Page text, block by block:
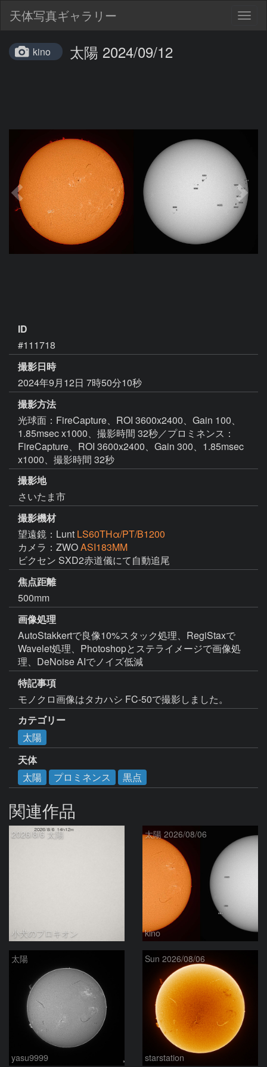
天体写真ギャラリー
kino 太陽 2024/09/12
ID
#111718
撮影日時
2024年9月12日 7時50分10秒
撮影方法
光球面：FireCapture、ROI 3600x2400、Gain 100、
1.85msec x1000、撮影時間 32秒／プロミネンス：
FireCapture、ROI 3600x2400、Gain 300、1.85msec
x1000、撮影時間 32秒
撮影地
さいたま市
撮影機材
望遠鏡：Lunt LS60THα/PT/B1200
カメラ：ZWOASI183MM
ビクセン SXD2赤道儀にて自動追尾
焦点距離
500mm
画像処理
AutoStakkertで良像10%スタック処理、RegiStaxで
Wavelet処理、Photoshopとステライメージで画像処
理、DeNoise AIでノイズ低減
特記事項
モノクロ画像はタカハシ FC-50で撮影しました。
カテゴリー
太陽
天体
太陽
プロミネンス 黒点
関連作品
2026/8/6 太陽
小犬のプロキオン
太陽 2026/08/06
kino
太陽
yasu9999
Sun 2026/08/06
starstation